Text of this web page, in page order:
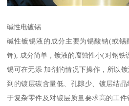
碱性电镀锡
碱性镀锡液的成分主要为锡酸钠(或
钾), 成分简单，镀液的腐蚀性小(对钢铁
锡可在无添 加剂的情况下操作，所以
到的镀层碳含量低、孔隙少、镀层结
于复杂零件及对镀层质量要求高的工